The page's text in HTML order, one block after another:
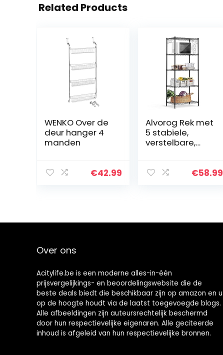
Related Products
WENKO Over de
deur hanger 4
manden
€42.99
Alvorog Rek met
5 stabiele,
verstelbare,
opslagruimte
€58.99
Over ons
Acitylife.be is een moderne alles-in-één
prijsvergelijkings- en beoordelingswebsite die de
beste deals biedt die beschikbaar zijn op amazon en u
op de hoogte houdt via de laatst toegevoegde blogs.
Alle afbeeldingen zijn auteursrechtelijk beschermd
door hun respectievelijke eigenaren. Alle geciteerde
inhoud is afgeleid van hun respectievelijke bronnen.